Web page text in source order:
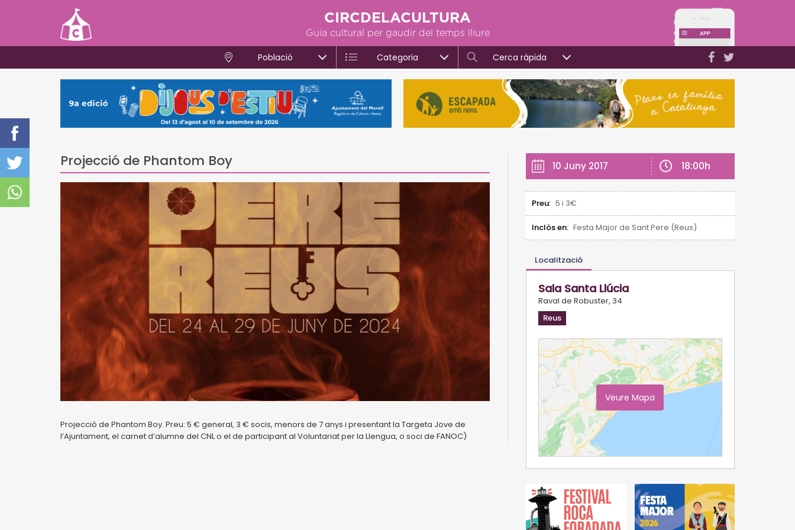
CIRCDELACULTURA
Guia cultural per gaudir del temps lliure
Població Categoria Cerca ràpida
Projecció de Phantom Boy
Projecció de Phantom Boy. Preu: 5 € general, 3 € socis, menors de 7 anys i presentant la Targeta Jove de
l’Ajuntament, el carnet d’alumne del CNL o el de participant al Voluntariat per la Llengua, o soci de FANOC)
10 Juny 2017 18:00h
Preu: 5 i 3€
Inclòs en: Festa Major de Sant Pere (Reus)
Localització
Sala Santa Llúcia
Raval de Robuster, 34
Reus
Veure Mapa